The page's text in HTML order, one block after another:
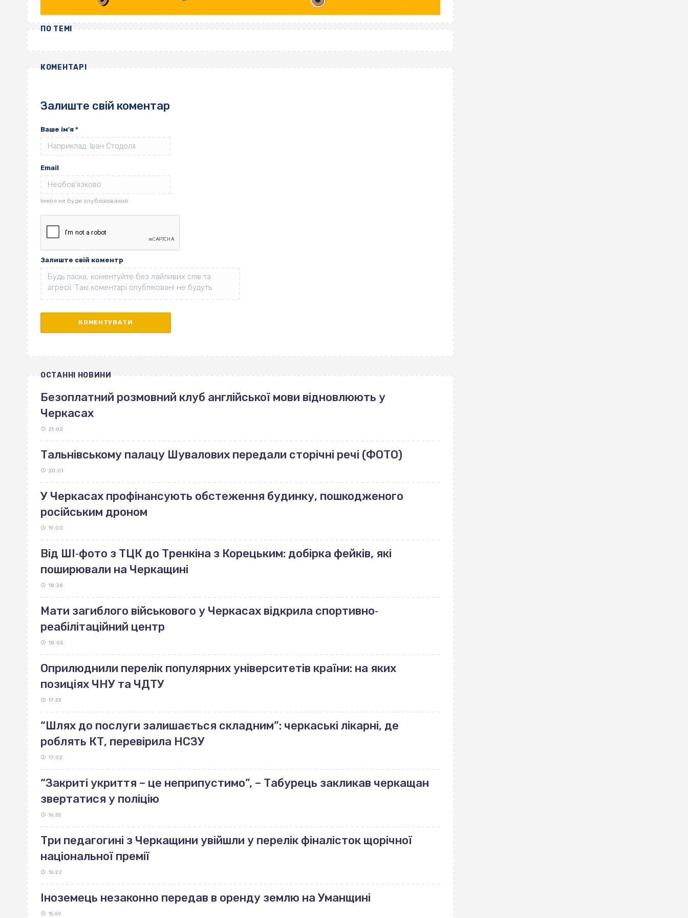
ПО ТЕМІ
КОМЕНТАРІ
Залиште свій коментар
Ваше ім'я *
Email
Залиште свій коментр
ОСТАННІ НОВИНИ
Безоплатний розмовний клуб англійської мови відновлюють у
Черкасах
21:02
Тальнівському палацу Шувалових передали сторічні речі (ФОТО)
20:01
У Черкасах профінансують обстеження будинку, пошкодженого
російським дроном
19:00
Від ШІ‐фото з ТЦК до Тренкіна з Корецьким: добірка фейків, які
поширювали на Черкащині
18:38
Мати загиблого військового у Черкасах відкрила спортивно‐
реабілітаційний центр
18:05
Оприлюднили перелік популярних університетів країни: на яких
позиціях ЧНУ та ЧДТУ
17:33
“Шлях до послуги залишається складним”: черкаські лікарні, де
роблять КТ, перевірила НСЗУ
17:02
“Закриті укриття – це неприпустимо”, – Табурець закликав черкащан
звертатися у поліцію
16:35
Три педагогині з Черкащини увійшли у перелік фіналісток щорічної
національної премії
16:22
Іноземець незаконно передав в оренду землю на Уманщині
15:59